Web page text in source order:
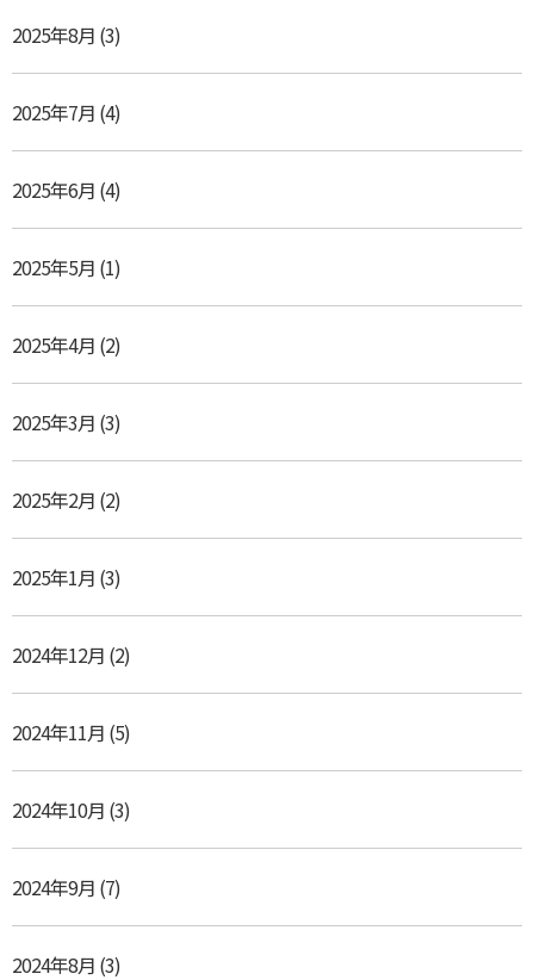
2025年8月 (3)
2025年7月 (4)
2025年6月 (4)
2025年5月 (1)
2025年4月 (2)
2025年3月 (3)
2025年2月 (2)
2025年1月 (3)
2024年12月 (2)
2024年11月 (5)
2024年10月 (3)
2024年9月 (7)
2024年8月 (3)